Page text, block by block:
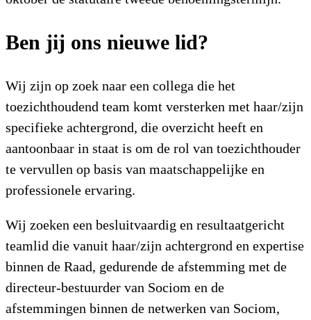
Ben jij ons nieuwe lid?
Wij zijn op zoek naar een collega die het
toezichthoudend team komt versterken met haar/zijn
specifieke achtergrond, die overzicht heeft en
aantoonbaar in staat is om de rol van toezichthouder
te vervullen op basis van maatschappelijke en
professionele ervaring.
Wij zoeken een besluitvaardig en resultaatgericht
teamlid die vanuit haar/zijn achtergrond en expertise
binnen de Raad, gedurende de afstemming met de
directeur-bestuurder van Sociom en de
afstemmingen binnen de netwerken van Sociom,